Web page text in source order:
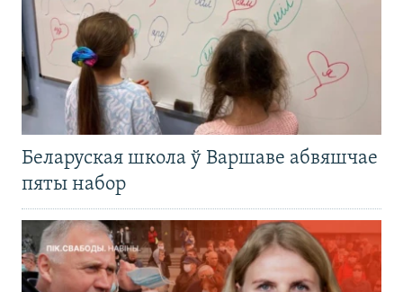
Беларуская школа ў Варшаве абвяшчае
пяты набор